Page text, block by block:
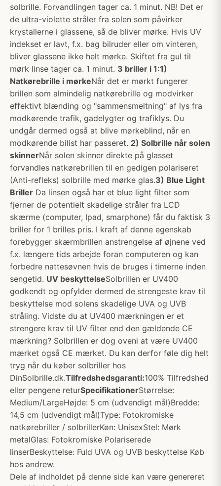
solbrille. Forvandlingen tager ca. 1 minut. NB! Det er
de ultra-violette stråler fra solen som påvirker
krystallerne i glassene, så de bliver mørke. Hvis UV
indekset er lavt, f.x. bag bilruder eller om vinteren,
bliver glassene ikke helt mørke. Skiftet fra gul til
mørk linse tager ca. 1 minut. 3 briller i 1:1)
Natkørebrille i mørkeNår det er mørkt fungerer
brillen som almindelig natkørebrille og modvirker
effektivt blænding og "sammensmeltning" af lys fra
modkørende trafik, gadelygter og trafiklys. Du
undgår dermed også at blive mørkeblind, når en
modkørende bilist har passeret. 2) Solbrille når solen
skinnerNår solen skinner direkte på glasset
forvandles natkørebrillen til en gedigen polariseret
(Anti-refleks) solbrille med mørke glas.3) Blue Light
Briller Da linsen også har et blue light filter som
fjerner de potentielt skadelige stråler fra LCD
skærme (computer, Ipad, smarphone) får du faktisk 3
briller for 1 brilles pris. I kraft af denne egenskab
forebygger skærmbrillen anstrengelse af øjnene ved
f.x. længere tids arbejde foran computeren og kan
forbedre nattesøvnen hvis de bruges i timerne inden
sengetid. UV beskyttelseSolbrillen er UV400
godkendt og opfylder dermed de strengeste krav til
beskyttelse mod solens skadelige UVA og UVB
stråling. Vidste du at UV400 mærkningen er et
strengere krav til UV filter end den gældende CE
mærkning? Solbrillen er dog oveni at være UV400
mærket også CE mærket. Du kan derfor føle dig helt
tryg når du køber solbriller hos
DinSolbrille.dk.Tilfredshedsgaranti:100% Tilfredshed
eller pengene returSpecifikationerStørrelse:
Medium/LargeHøjde: 5 cm (udvendigt mål)Bredde:
14,5 cm (udvendigt mål)Type: Fotokromiske
natkørebriller / solbrillerKøn: UnisexStel: Mørk
metalGlas: Fotokromiske Polariserede
linserBeskyttelse: Fuld UVA og UVB beskyttelse Køb
hos andrew.
Dele af indholdet på denne side kan være genereret